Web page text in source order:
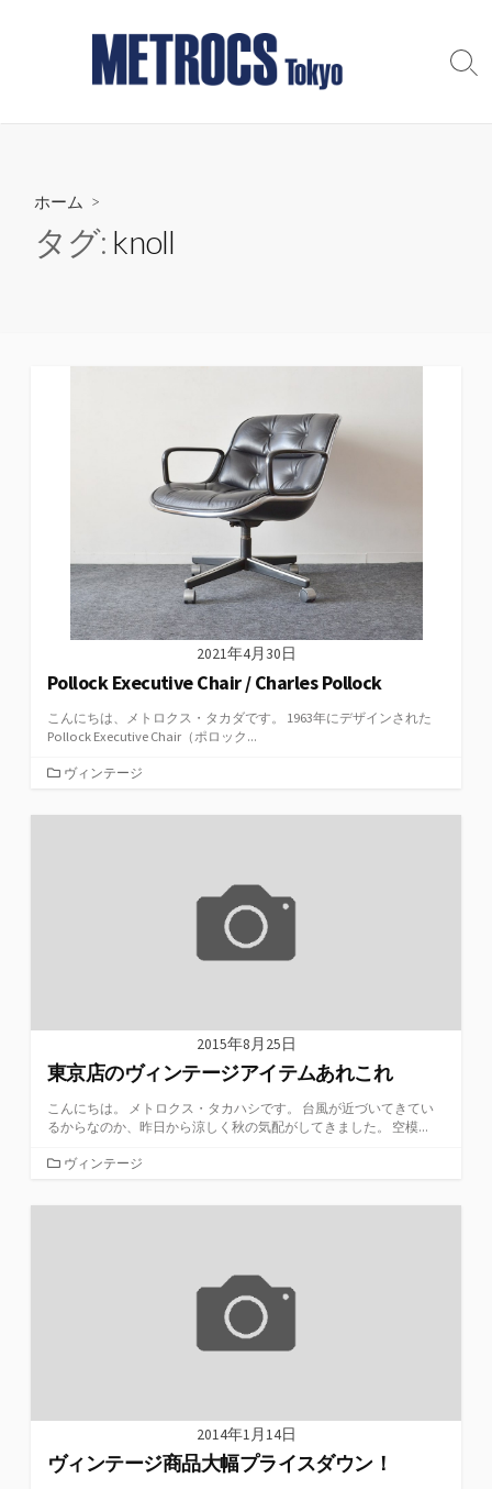
ツ
検
ホーム >
タグ: knoll
2021年4月30日
Pollock Executive Chair / Charles Pollock
こんにちは、メトロクス・タカダです。 1963年にデザインされた
Pollock Executive Chair（ポロック...
カ
ゴ
ヴィンテージ
2015年8月25日
東京店のヴィンテージアイテムあれこれ
こんにちは。 メトロクス・タカハシです。 台風が近づいてきてい
るからなのか、昨日から涼しく秋の気配がしてきました。 空模...
カ
ゴ
ヴィンテージ
2014年1月14日
ヴィンテージ商品大幅プライスダウン！